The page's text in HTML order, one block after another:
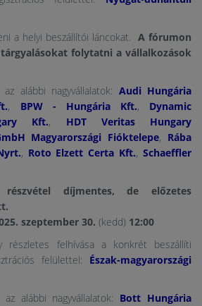
a helyi beszállítói láncokat. A fórumon
tárgyalásokat folytatni a vállalkozások
alábbi nagyvállalatok: Audi Hungária
, BPW - Hungária Kft., Dynamic
Kft., HDT Veritas Hungary
Magyarországi Fióktelepe, Rába
, Roto Elzett Certa Kft.,Schaeffler
díjmentes, de előzetes
szeptember 30. (kedd) 12:00
részletes felhívása a konkrét beszállíti
felülettel:
Észak-magyarországi
alábbi nagyvállalatok: Bott Hungária